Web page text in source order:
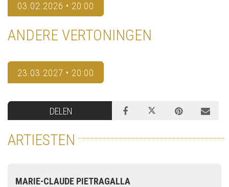
03.02.2026 • 20:00
ANDERE VERTONINGEN
23.03.2027 • 20:00
DELEN
ARTIESTEN
MARIE-CLAUDE PIETRAGALLA